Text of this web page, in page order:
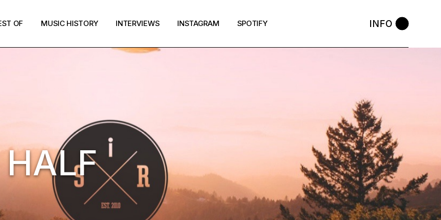
OF MUSIC HISTORY INTERVIEWS INSTAGRAM SPOTIFY INFO